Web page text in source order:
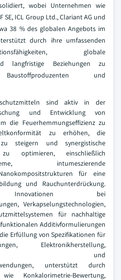
wobei Unternehmen wie
SE, ICL Group Ltd., Clariant AG und
38 % des globalen Angebots im
durch ihre umfassenden
globale
langfristige Beziehungen zu
Baustoffproduzenten und
sind aktiv in der
und Entwicklung von
die Feuerhemmungseffizienz zu
zu erhöhen, die
steigern und synergistische
zu optimieren, einschließlich
Systeme, intumeszierende
für eine
und Rauchunterdrückung.
Innovationen bei
Verkapselungstechnologien,
für nachhaltige
Additivformulierungen
Erfüllung von Spezifikationen für
Elektronikherstellung,
und
unterstützt durch
Konkalorimetrie-Bewertung,